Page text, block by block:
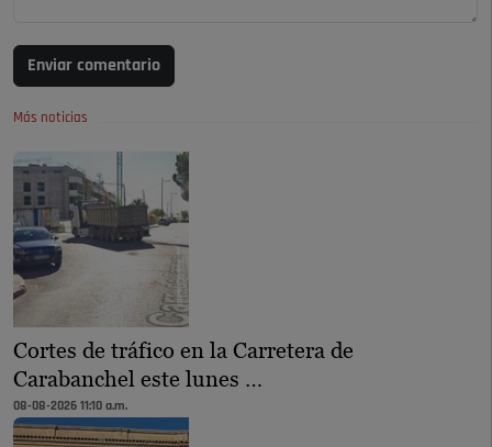
Enviar comentario
Más noticias
Cortes de tráfico en la Carretera de
Carabanchel este lunes …
08-08-2026 11:10 a.m.